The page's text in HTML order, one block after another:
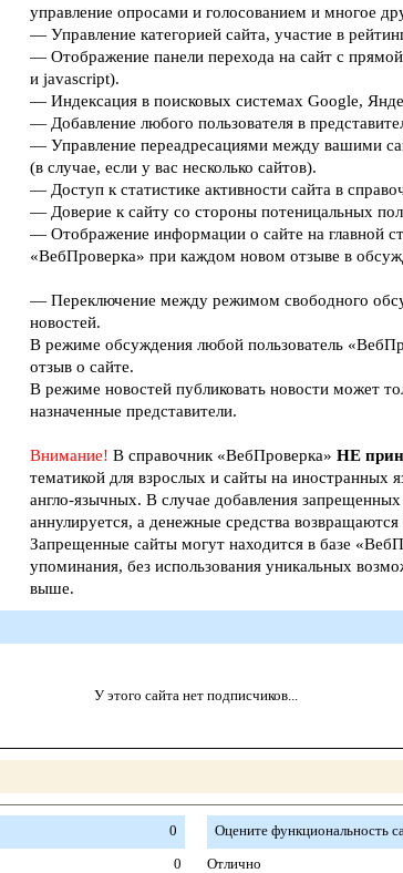
управление опросами и голосованием и многое
— Управление категорией сайта, участие в
— Отображение панели перехода на сайт с
и javascript).
— Индексация в поисковых системах Google,
— Добавление любого пользователя в
— Управление переадресациями между вашими
(в случае, если у вас несколько сайтов).
— Доступ к статистике активности сайта в
— Доверие к сайту со стороны потеницальных
— Отображение информации о сайте на главной
«ВебПроверка» при каждом новом отзыве в
— Переключение между режимом свободного
новостей.
В режиме обсуждения любой пользователь
отзыв о сайте.
В режиме новостей публиковать новости может
назначенные представители.
Внимание! В справочник «ВебПроверка» НЕ
тематикой для взрослых и сайты на иностранных
англо-язычных. В случае добавления запрещенных
аннулируется, а денежные средства возвращаются
Запрещенные сайты могут находится в базе
упоминания, без использования уникальных
выше.
У этого сайта нет подписчиков...
0
0
Оцените функциональность
Отлично